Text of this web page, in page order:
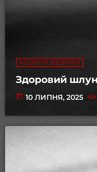
РЕЦЕПТИ ЗДОРОВ'Я
Здоровий
today 10 ЛИПНЯ, 2025